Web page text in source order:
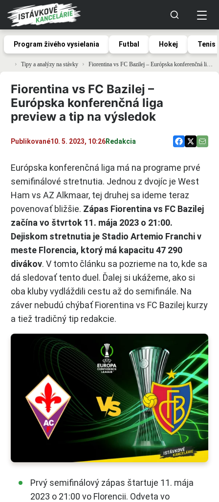
Program živého vysielania Futbal Hokej Tenis
Tipy a analýzy na stávky Fiorentina vs FC Bazilej – Európska konferenčná liga preview a tip na výsledok
Fiorentina vs FC Bazilej –
Európska konferenčná liga
preview a tip na výsledok
Publikované10. 5. 2023, 10:26Redakcia
Európska konferenčná liga má na programe prvé
semifinálové stretnutia. Jednou z dvojíc je West
Ham vs AZ Alkmaar, tej druhej sa ideme teraz
povenovať bližšie. Zápas Fiorentina vs FC Bazilej
začína vo štvrtok 11. mája 2023 o 21:00.
Dejiskom stretnutia je Stadio Artemio Franchi v
meste Florencia, ktorý má kapacitu 47 290
divákov. V tomto článku sa pozrieme na to, kde sa
dá sledovať tento duel. Ďalej si ukážeme, ako si
oba kluby vydláždili cestu až do semifinále. Na
záver nebudú chýbať Fiorentina vs FC Bazilej kurzy
a tiež tradičný tip redakcie.
Prvý semifinálový zápas štartuje 11. mája
2023 o 21:00 vo Florencii. Odveta vo